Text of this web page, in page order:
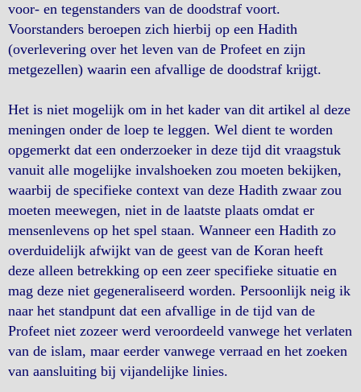
voor- en tegenstanders van de doodstraf voort.
Voorstanders beroepen zich hierbij op een Hadith
(overlevering over het leven van de Profeet en zijn
metgezellen) waarin een afvallige de doodstraf krijgt.
Het is niet mogelijk om in het kader van dit artikel al deze
meningen onder de loep te leggen. Wel dient te worden
opgemerkt dat een onderzoeker in deze tijd dit vraagstuk
vanuit alle mogelijke invalshoeken zou moeten bekijken,
waarbij de specifieke context van deze Hadith zwaar zou
moeten meewegen, niet in de laatste plaats omdat er
mensenlevens op het spel staan. Wanneer een Hadith zo
overduidelijk afwijkt van de geest van de Koran heeft
deze alleen betrekking op een zeer specifieke situatie en
mag deze niet gegeneraliseerd worden. Persoonlijk neig ik
naar het standpunt dat een afvallige in de tijd van de
Profeet niet zozeer werd veroordeeld vanwege het verlaten
van de islam, maar eerder vanwege verraad en het zoeken
van aansluiting bij vijandelijke linies.